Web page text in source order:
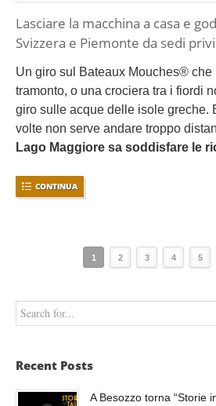
Lasciare la macchina a casa e
Svizzera e Piemonte da sedi
Un giro sul Bateaux Mouches® che
tramonto, o una crociera tra i fiordi
giro sulle acque delle isole greche.
volte non serve andare troppo
Lago Maggiore sa soddisfare le
CONTINUA
1 2 3 4 5
Recent Posts
A Besozzo torna “Storie